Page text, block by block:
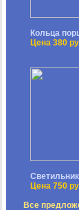
Кольца
Цена 380
Цена 750
Все